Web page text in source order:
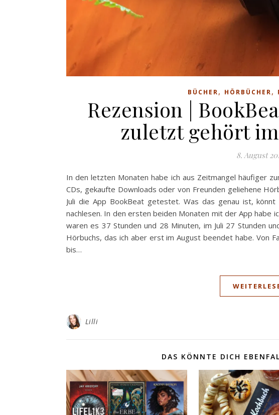
BÜCHER, HÖRBÜCHER,
Rezension |
zuletzt gehört
8. August
In den letzten Monaten habe ich aus Zeitmangel häufiger
CDs, gekaufte Downloads oder von Freunden geliehene
Juli die App BookBeat getestet. Was das genau ist,
nachlesen. In den ersten beiden Monaten mit der App habe
waren es 37 Stunden und 28 Minuten, im Juli 27 Stunden
Hörbuchs, das ich aber erst im August beendet habe. Von
bis…
Lilli
DAS KÖNNTE DICH